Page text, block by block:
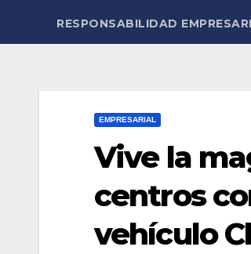
RESPONSABILIDAD
EMPRESARIAL
Vive la
centros
vehículo